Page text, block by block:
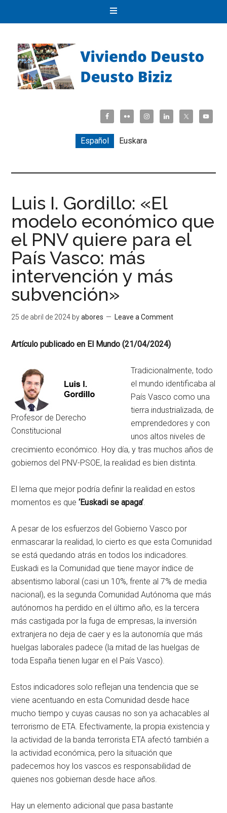
Español Euskara
Luis I. Gordillo: «El
modelo económico que
el PNV quiere para el
País Vasco: más
intervención y más
subvención»
25 de abril de 2024 byabores Leave a Comment
Artículo publicado en El Mundo (21/04/2024)
Profesor de Derecho
Constitucional
Tradicionalmente, todo
el mundo identificaba al
País Vasco como una
tierra industrializada, de
emprendedores y con
unos altos niveles de
crecimiento económico. Hoy día, y tras muchos años de
gobiernos del PNV-PSOE, la realidad es bien distinta.
El lema que mejor podría definir la realidad en estos
momentos es que ‘Euskadi se apaga’
A pesar de los esfuerzos del Gobierno Vasco por
enmascarar la realidad, lo cierto es que esta Comunidad
se está quedando atrás en todos los indicadores.
Euskadi es la Comunidad que tiene mayor índice de
absentismo laboral (casi un 10%, frente al 7% de media
nacional), es la segunda Comunidad Autónoma que más
autónomos ha perdido en el último año, es la tercera
más castigada por la fuga de empresas, la inversión
extranjera no deja de caer y es la autonomía que más
huelgas laborales padece (la mitad de las huelgas de
toda España tienen lugar en el País Vasco).
Estos indicadores solo reflejan una tendencia que se
viene acentuando en esta Comunidad desde hace
mucho tiempo y cuyas causas no son ya achacables al
terrorismo de ETA. Efectivamente, la propia existencia y
la actividad de la banda terrorista ETA afectó también a
la actividad económica, pero la situación que
padecemos hoy los vascos es responsabilidad de
quienes nos gobiernan desde hace años.
Hay un elemento adicional que pasa bastante